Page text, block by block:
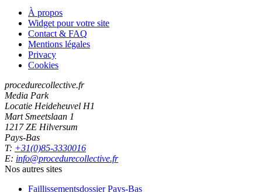
À propos
Widget pour votre site
Contact & FAQ
Mentions légales
Privacy
Cookies
procedurecollective.fr
Media Park
Locatie Heideheuvel H1
Mart Smeetslaan 1
1217 ZE Hilversum
Pays-Bas
T: +31(0)85-3330016
E: info@procedurecollective.fr
Nos autres sites
Faillissementsdossier Pays-Bas